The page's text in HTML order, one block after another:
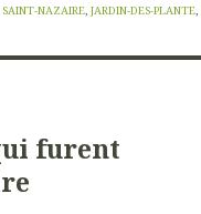
SAINT-NAZAIRE JARDIN-DES-PLANTE
furent